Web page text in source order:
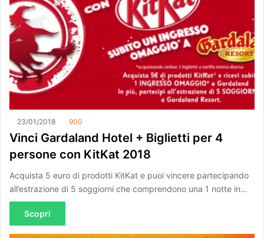
23/01/2018 900
Vinci Gardaland Hotel + Biglietti per 4
persone con KitKat 2018
Acquista 5 euro di prodotti KitKat e puoi vincere partecipando
all’estrazione di 5 soggiorni che comprendono una 1 notte in…
Scopri